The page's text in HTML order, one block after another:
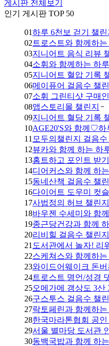
게시판 전체보기
인기 게시판 TOP 50
01하루 6천보 걷기 챌린
02 트로스트와 함께하는
03지니어트 음식 리뷰
04소휘와 함께하는 하
05지니어트 혈압 기록
06메이퓨어 걸음수 챌린
07소휘 그린티샷 구매
08앱스토리몰 챌린지
09지니어트 혈당 기록
10AGE20'S와 함께♡하
11 모두의챌린지 걸음수
12뷰카와 함께 하는 하
13홈트하고 포인트 받
14디어커스와 함께 하
15동네산책 걸음수 챌린
16다이어트 도우미 컷
17사법정의 허브 챌린지
18바우젠 수세미와 함
19종근당건강과 함께
20리비힐 걸음수 챌린지
21 도서관에서 놀자! 리
22스케쳐스와 함께하는
23와이드어웨이크 돈버
24트로스트 명언/성경
25오메가메 갱상도 3산
26구스투스 걸음수 챌린
27락토페린과 함께하
28한국마라톤협회 공
29서울 별마당 도서관
30동백국밥과 함께 하